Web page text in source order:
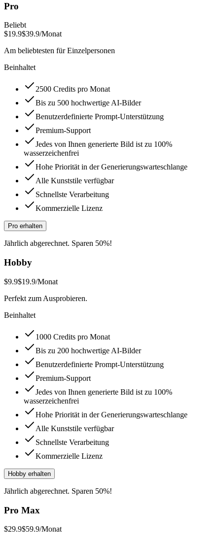
Pro
Beliebt
$19.9$39.9/Monat
Am beliebtesten für Einzelpersonen
Beinhaltet
2500 Credits pro Monat
Bis zu 500 hochwertige AI-Bilder
Benutzerdefinierte Prompt-Unterstützung
Premium-Support
Jedes von Ihnen generierte Bild ist zu 100%
wasserzeichenfrei
Hohe Priorität in der Generierungswarteschlange
Alle Kunststile verfügbar
Schnellste Verarbeitung
Kommerzielle Lizenz
Pro erhalten
Jährlich abgerechnet. Sparen 50%!
Hobby
$9.9$19.9/Monat
Perfekt zum Ausprobieren.
Beinhaltet
1000 Credits pro Monat
Bis zu 200 hochwertige AI-Bilder
Benutzerdefinierte Prompt-Unterstützung
Premium-Support
Jedes von Ihnen generierte Bild ist zu 100%
wasserzeichenfrei
Hohe Priorität in der Generierungswarteschlange
Alle Kunststile verfügbar
Schnellste Verarbeitung
Kommerzielle Lizenz
Hobby erhalten
Jährlich abgerechnet. Sparen 50%!
Pro Max
$29.9$59.9/Monat